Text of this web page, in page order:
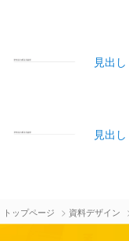
見出
見出
トップページ > 資料デザイン